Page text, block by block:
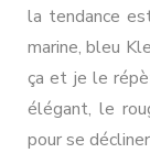
la tendance
marine, bleu
ça et je le
élégant, le
pour se